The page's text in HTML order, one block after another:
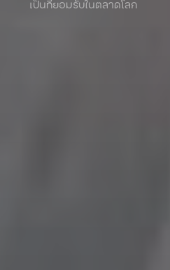
เป็นที่ยอมรับในตลาดโลก